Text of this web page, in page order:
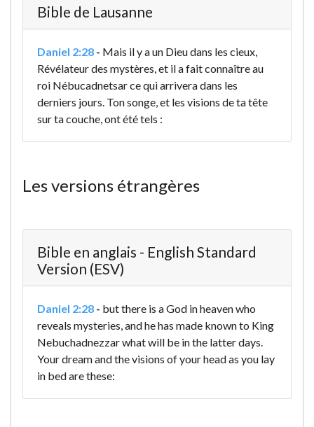
Bible de Lausanne
Daniel 2:28 - Mais il y a un Dieu dans les cieux,
Révélateur des mystères, et il a fait connaître au
roi Nébucadnetsar ce qui arrivera dans les
derniers jours. Ton songe, et les visions de ta tête
sur ta couche, ont été tels :
Les versions étrangères
Bible en anglais - English Standard
Version (ESV)
Daniel 2:28 - but there is a God in heaven who
reveals mysteries, and he has made known to King
Nebuchadnezzar what will be in the latter days.
Your dream and the visions of your head as you lay
in bed are these: